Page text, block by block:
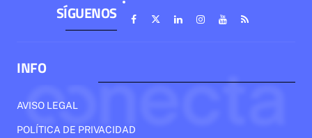
SÍGUENOS
INFO
AVISO LEGAL
POLÍTICA DE PRIVACIDAD